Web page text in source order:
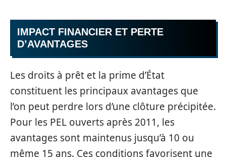
IMPACT FINANCIER ET PERTE
D’AVANTAGES
Les droits à prêt et la prime d’État
constituent les principaux avantages que
l’on peut perdre lors d’une clôture précipitée.
Pour les PEL ouverts après 2011, les
avantages sont maintenus jusqu’à 10 ou
même 15 ans. Ces conditions favorisent une